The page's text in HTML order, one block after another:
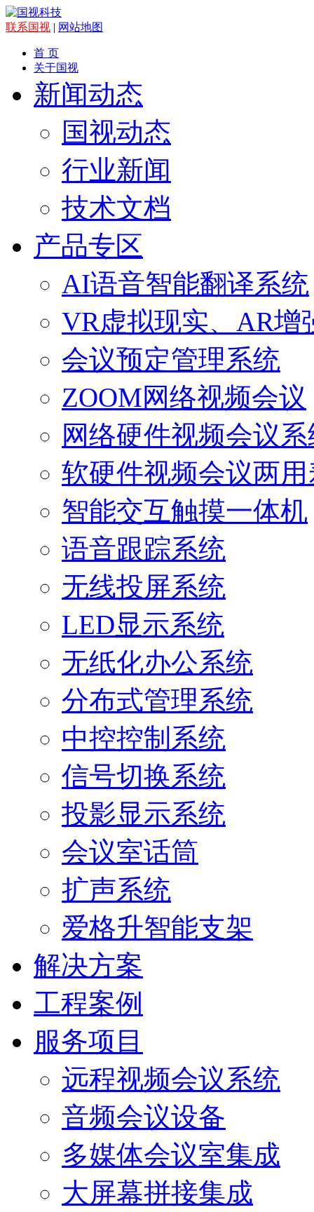
联系国视 | 网站地图
首 页
关于国视
新闻动态
国视动态
行业新闻
技术文档
产品专区
AI语音智能翻译系统
VR虚拟现实、AR增
会议预定管理系统
ZOOM网络视频会议
网络硬件视频会议
软硬件视频会议两
智能交互触摸一体机
语音跟踪系统
无线投屏系统
LED显示系统
无纸化办公系统
分布式管理系统
中控控制系统
信号切换系统
投影显示系统
会议室话筒
扩声系统
爱格升智能支架
解决方案
工程案例
服务项目
远程视频会议系统
音频会议设备
多媒体会议室集成
大屏幕拼接集成